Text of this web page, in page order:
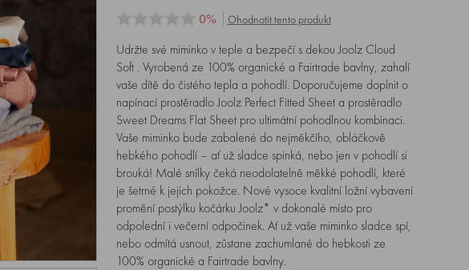
0% Ohodnotit tento produkt
Udržte své miminko v teple a bezpečí s dekou Joolz Cloud
Soft . Vyrobená ze 100% organické a Fairtrade bavlny, zahalí
vaše dítě do čistého tepla a pohodlí. Doporučujeme doplnit o
napínací prostěradlo Joolz Perfect Fitted Sheet a prostěradlo
Sweet Dreams Flat Sheet pro ultimátní pohodlnou kombinaci.
Vaše miminko bude zabalené do nejměkčího, obláčkově
hebkého pohodlí – ať už sladce spinká, nebo jen v pohodlí si
brouká! Malé snílky čeká neodolatelně měkké pohodlí, které
je šetrné k jejich pokožce. Nové vysoce kvalitní ložní vybavení
promění postýlku kočárku Joolz* v dokonalé místo pro
odpolední i večerní odpočinek. Ať už vaše miminko sladce spí,
nebo odmítá usnout, zůstane zachumlané do hebkosti ze
100% organické a Fairtrade bavlny.